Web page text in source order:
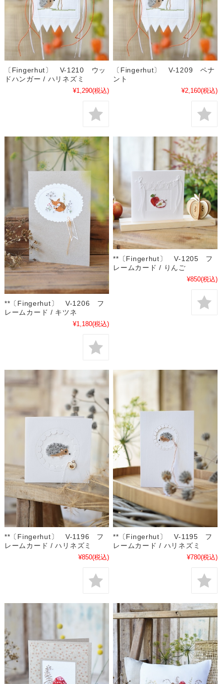
〔Fingerhut〕 V-1210 ウッ
ドハンガー / ハリネズミ
¥1,290(税込)
〔Fingerhut〕 V-1209 ペナ
ント
¥2,160(税込)
**〔Fingerhut〕 V-1206 フ
レームカード / キツネ
¥1,180(税込)
**〔Fingerhut〕 V-1205 フ
レームカード / りんご
¥850(税込)
**〔Fingerhut〕 V-1196 フ
レームカード / ハリネズミ
¥850(税込)
**〔Fingerhut〕 V-1195 フ
レームカード / ハリネズミ
¥780(税込)